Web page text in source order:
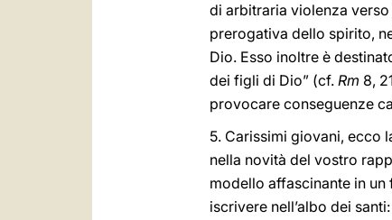
di arbitraria violenza verso
prerogativa dello spirito,
Dio. Esso inoltre è
dei figli di Dio” (cf. Rm 8,
provocare conseguenze
5. Carissimi giovani, ecco
nella novità del vostro
modello affascinante in
iscrivere nell’albo dei